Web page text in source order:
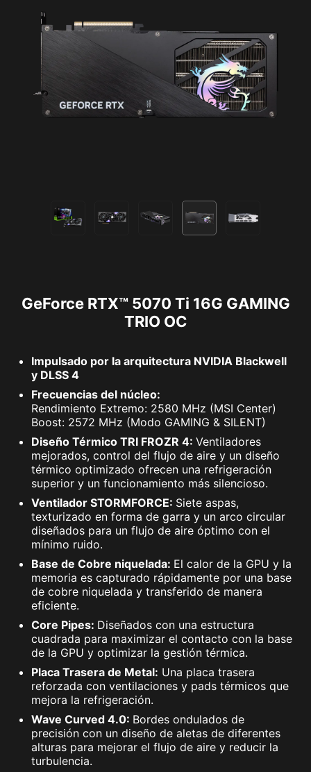
GeForce RTX™ 5070 Ti 16G GAMING
TRIO OC
Impulsado por la arquitectura NVIDIA Blackwell
y DLSS 4
Frecuencias del núcleo:
Rendimiento Extremo: 2580 MHz (MSI Center)
Boost: 2572 MHz (Modo GAMING & SILENT)
Diseño Térmico TRI FROZR 4: Ventiladores
mejorados, control del flujo de aire y un diseño
térmico optimizado ofrecen una refrigeración
superior y un funcionamiento más silencioso.
Ventilador STORMFORCE: Siete aspas,
texturizado en forma de garra y un arco circular
diseñados para un flujo de aire óptimo con el
mínimo ruido.
Base de Cobre niquelada: El calor de la GPU y la
memoria es capturado rápidamente por una base
de cobre niquelada y transferido de manera
eficiente.
Core Pipes: Diseñados con una estructura
cuadrada para maximizar el contacto con la base
de la GPU y optimizar la gestión térmica.
Placa Trasera de Metal: Una placa trasera
reforzada con ventilaciones y pads térmicos que
mejora la refrigeración.
Wave Curved 4.0: Bordes ondulados de
precisión con un diseño de aletas de diferentes
alturas para mejorar el flujo de aire y reducir la
turbulencia.